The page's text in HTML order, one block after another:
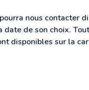
nous contacter
date de son choix.
disponibles sur la